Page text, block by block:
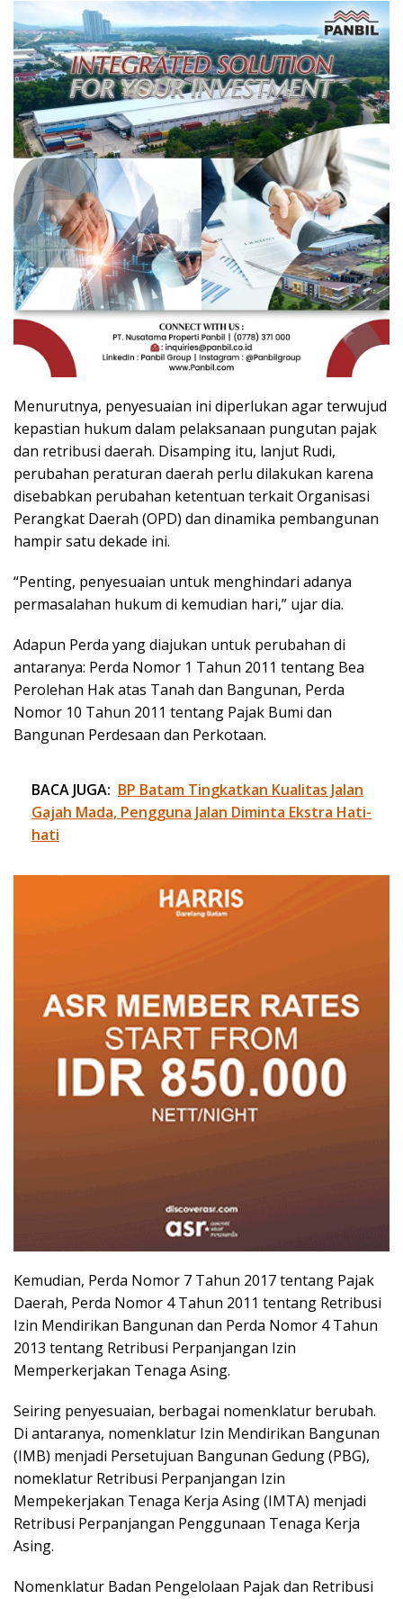
Menurutnya, penyesuaian ini diperlukan agar terwujud
kepastian hukum dalam pelaksanaan pungutan pajak
dan retribusi daerah. Disamping itu, lanjut Rudi,
perubahan peraturan daerah perlu dilakukan karena
disebabkan perubahan ketentuan terkait Organisasi
Perangkat Daerah (OPD) dan dinamika pembangunan
hampir satu dekade ini.
“Penting, penyesuaian untuk menghindari adanya
permasalahan hukum di kemudian hari,” ujar dia.
Adapun Perda yang diajukan untuk perubahan di
antaranya: Perda Nomor 1 Tahun 2011 tentang Bea
Perolehan Hak atas Tanah dan Bangunan, Perda
Nomor 10 Tahun 2011 tentang Pajak Bumi dan
Bangunan Perdesaan dan Perkotaan.
BACA JUGA: BP Batam Tingkatkan Kualitas Jalan
Gajah Mada, Pengguna Jalan Diminta Ekstra Hati-
hati
Kemudian, Perda Nomor 7 Tahun 2017 tentang Pajak
Daerah, Perda Nomor 4 Tahun 2011 tentang Retribusi
Izin Mendirikan Bangunan dan Perda Nomor 4 Tahun
2013 tentang Retribusi Perpanjangan Izin
Memperkerjakan Tenaga Asing.
Seiring penyesuaian, berbagai nomenklatur berubah.
Di antaranya, nomenklatur Izin Mendirikan Bangunan
(IMB) menjadi Persetujuan Bangunan Gedung (PBG),
nomeklatur Retribusi Perpanjangan Izin
Mempekerjakan Tenaga Kerja Asing (IMTA) menjadi
Retribusi Perpanjangan Penggunaan Tenaga Kerja
Asing.
Nomenklatur Badan Pengelolaan Pajak dan Retribusi